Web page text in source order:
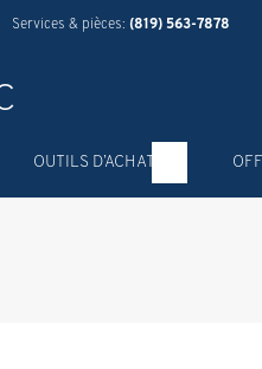
Services & pièces: (819) 563-7878
OUTILS D’ACHAT